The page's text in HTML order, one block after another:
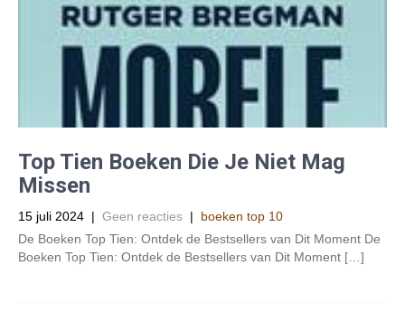
Top Tien Boeken Die Je Niet Mag
Missen
15 juli 2024 | Geen reacties | boeken top 10
De Boeken Top Tien: Ontdek de Bestsellers van Dit Moment De
Boeken Top Tien: Ontdek de Bestsellers van Dit Moment […]